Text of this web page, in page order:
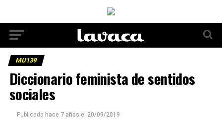
MU139
Diccionario feminista de sentidos
sociales
Publicada hace 7 años el 20/09/2019